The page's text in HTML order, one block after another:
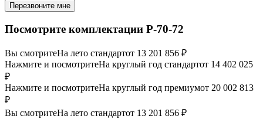
Перезвоните мне
Посмотрите комплектации Р-70-72
Вы смотритеНа лето стандартот 13 201 856 ₽
Нажмите и посмотритеНа круглый год стандартот 14 402 025
₽
Нажмите и посмотритеНа круглый год премиумот 20 002 813
₽
Вы смотритеНа лето стандартот 13 201 856 ₽